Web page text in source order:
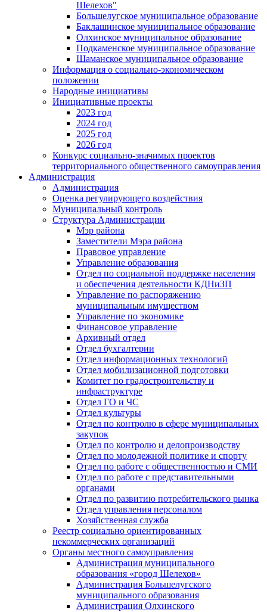
Шелехов"
Большелугское муниципальное образование
Баклашинское муниципальное образование
Олхинское муниципальное образование
Подкаменское муниципальное образование
Шаманское муниципальное образование
Информация о социально-экономическом
положении
Народные инициативы
Инициативные проекты
2023 год
2024 год
2025 год
2026 год
Конкурс социально-значимых проектов
территориального общественного самоуправления
Администрация
Администрация
Оценка регулирующего воздействия
Муниципальный контроль
Структура Администрации
Мэр района
Заместители Мэра района
Правовое управление
Управление образования
Отдел по социальной поддержке населения
и обеспечения деятельности КДНиЗП
Управление по распоряжению
муниципальным имуществом
Управление по экономике
Финансовое управление
Архивный отдел
Отдел бухгалтерии
Отдел информационных технологий
Отдел мобилизационной подготовки
Комитет по градостроительству и
инфраструктуре
Отдел ГО и ЧС
Отдел культуры
Отдел по контролю в сфере муниципальных
закупок
Отдел по контролю и делопроизводству
Отдел по молодежной политике и спорту
Отдел по работе с общественностью и СМИ
Отдел по работе с представительными
органами
Отдел по развитию потребительского рынка
Отдел управления персоналом
Хозяйственная служба
Реестр социально ориентированных
некоммерческих организаций
Органы местного самоуправления
Администрация муниципального
образования «город Шелехов»
Администрация Большелугского
муниципального образования
Администрация Олхинского